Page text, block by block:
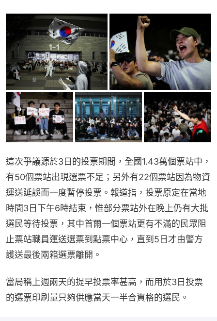
這次爭議源於3日的投票期間，全國1.43萬個票站中，
有50個票站出現選票不足；另外有22個票站因為物資
運送延誤而一度暫停投票。報道指，投票原定在當地
時間3日下午6時結束，惟部分票站外在晚上仍有大批
選民等待投票，其中首爾一個票站更有不滿的民眾阻
止票站職員運送選票到點票中心，直到5日才由警方
護送最後兩箱選票離開。
當局稱上週兩天的提早投票率甚高，而用於3日投票
的選票印刷量只夠供應當天一半合資格的選民。